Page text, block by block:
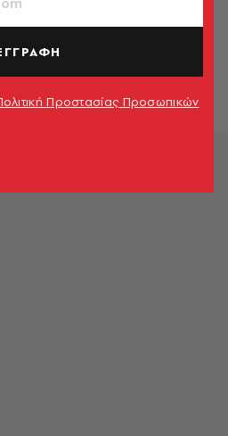
να με δουλεύεις
Προστασίας Προσωπικών